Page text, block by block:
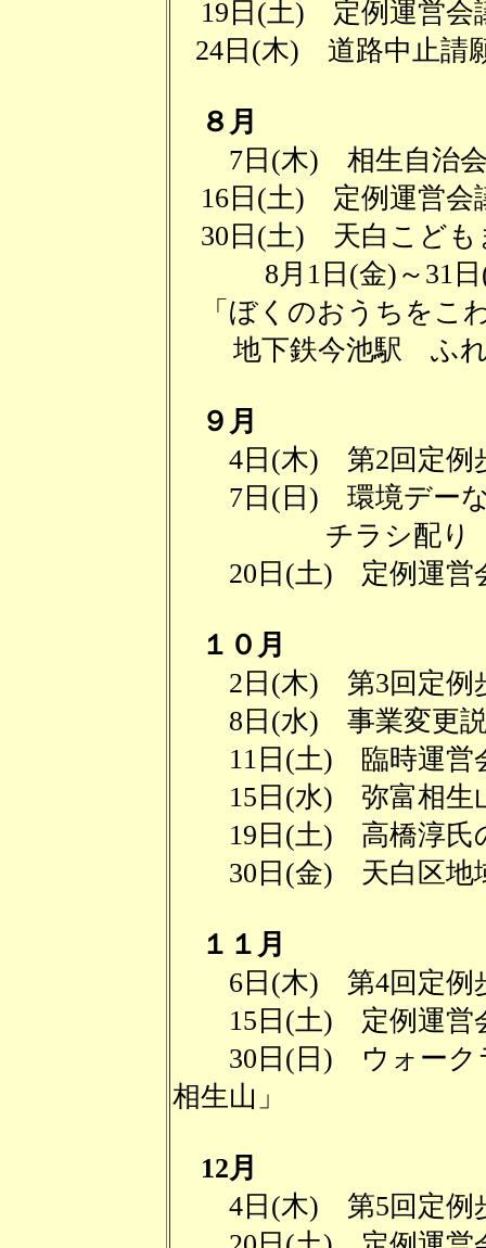
19日(土) 定例運営会
24日(木) 道路中止請
８月
7日(木) 相生自治
16日(土) 定例運営会
30日(土) 天白こど
8月1日(金)～31日
「ぼくのおうちをこ
地下鉄今池駅 ふ
９月
4日(木) 第2回定例
7日(日) 環境デー
チラシ配り
20日(土) 定例運営
１０月
2日(木) 第3回定例
8日(水) 事業変更説
11日(土) 臨時運営
15日(水) 弥富相生
19日(土) 高橋淳氏
30日(金) 天白区地域
１１月
6日(木) 第4回定例
15日(土) 定例運営
30日(日) ウォークラ
相生山」
12月
4日(木) 第5回定例